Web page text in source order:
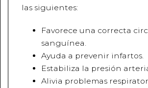
las siguientes:
Favorece una correcta
sanguínea.
Ayuda a prevenir infartos.
Estabiliza la presión
Alivia problemas